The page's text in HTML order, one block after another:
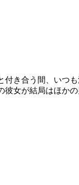
き合う間、いつ
女が結局はほか